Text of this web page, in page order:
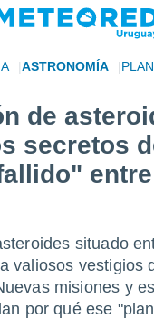
ASTRONOMÍA
de
secretos
situado
valiosos vestigios
misiones y
por qué ese